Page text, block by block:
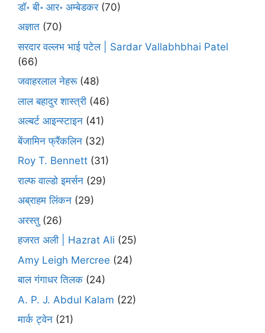
डॉ॰ बी॰ आर॰ अम्बेडकर(70)
अज्ञात (70)
सरदार वल्लभ भाई पटेल | Sardar Vallabhbhai Patel
(66)
जवाहरलाल नेहरू(48)
लाल बहादुर शास्त्री (46)
अल्बर्ट आइन्स्टाइन (41)
बेंजामिन फ्रैंकलिन (32)
Roy T. Bennett (31)
राल्फ वाल्डो इमर्सन (29)
अब्राहम लिंकन (29)
अरस्तु (26)
हजरत अली | Hazrat Ali (25)
Amy Leigh Mercree (24)
बाल गंगाधर तिलक (24)
A. P. J. Abdul Kalam (22)
मार्क ट्वेन (21)